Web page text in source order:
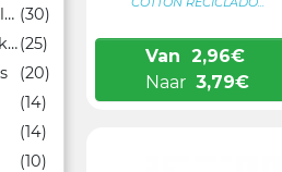
Keukenpotten en -opslag (30)
Personaliseerbare Keukenweegschalen(25)
(20)
(14)
(14)
(10)
Van 2,96€
Naar 3,79€